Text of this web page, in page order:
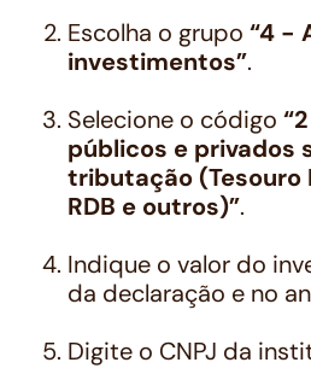
Escolha o grupo “4 -
investimentos”.
Selecione o código
públicos e privados
tributação (Tesouro
RDB e outros)”.
Indique o valor do
da declaração e no
Digite o CNPJ da